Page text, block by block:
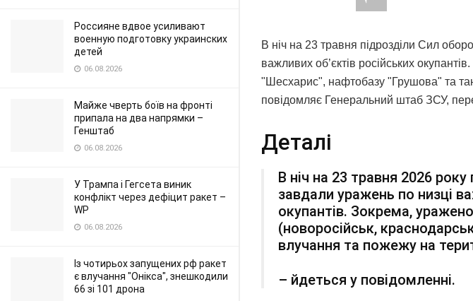
Россияне вдвое усиливают
военную подготовку украинских
детей
06.08.2026
Майже чверть боїв на фронті
припала на два напрямки –
Генштаб
06.08.2026
У Трампа і Гегсета виник
конфлікт через дефіцит ракет –
WP
06.08.2026
Із чотирьох запущених рф ракет
є влучання "Онікса", знешкодили
66 зі 101 дрона
В ніч на 23 травня підрозділи Сил
важливих об’єктів російських
"Шесхарис", нафтобазу "Грушова" та
повідомляє Генеральний штаб ЗСУ,
Деталі
В ніч на 23 травня 2026
завдали уражень по низці
окупантів. Зокрема,
(новоросійськ,
влучання та пожежу на
– йдеться у повідомленні.